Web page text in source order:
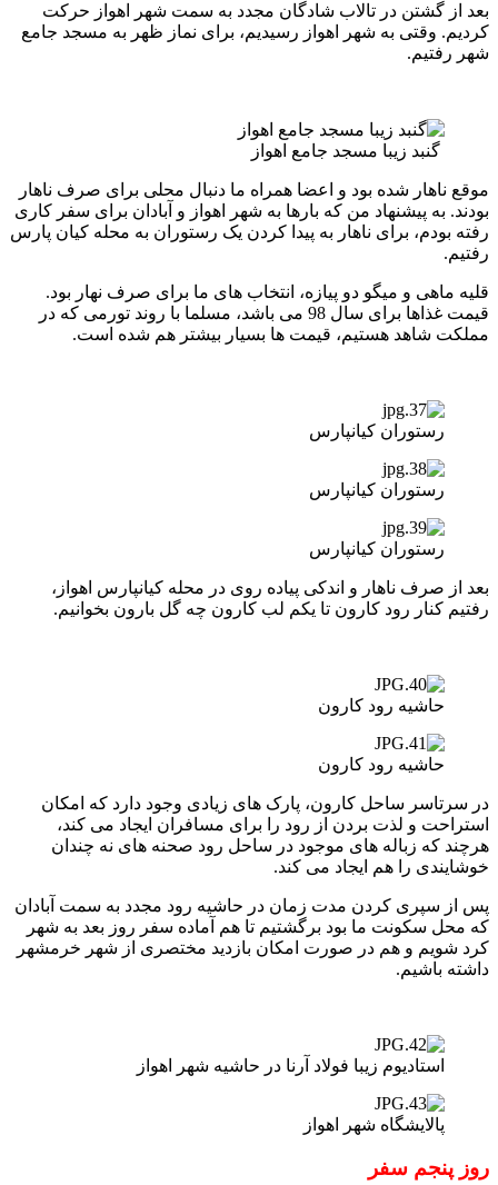
بعد از گشتن در تالاب شادگان مجدد به سمت شهر اهواز حرکت
کردیم. وقتی به شهر اهواز رسیدیم، برای نماز ظهر به مسجد جامع
شهر رفتیم.
گنبد زیبا مسجد جامع اهواز
موقع ناهار شده بود و اعضا همراه ما دنبال محلی برای صرف ناهار
بودند. به پیشنهاد من که بارها به شهر اهواز و آبادان برای سفر کاری
رفته بودم، برای ناهار به پیدا کردن یک رستوران به محله کیان پارس
رفتیم.
قلیه ماهی و میگو دو پیازه، انتخاب های ما برای صرف نهار بود.
قیمت غذاها برای سال 98 می باشد، مسلما با روند تورمی که در
مملکت شاهد هستیم، قیمت ها بسیار بیشتر هم شده است.
رستوران کیانپارس
رستوران کیانپارس
رستوران کیانپارس
بعد از صرف ناهار و اندکی پیاده روی در محله کیانپارس اهواز،
رفتیم کنار رود کارون تا یکم لب کارون چه گل بارون بخوانیم.
حاشیه رود کارون
حاشیه رود کارون
در سرتاسر ساحل کارون، پارک های زیادی وجود دارد که امکان
استراحت و لذت بردن از رود را برای مسافران ایجاد می کند،
هرچند که زباله های موجود در ساحل رود صحنه های نه چندان
خوشایندی را هم ایجاد می کند.
پس از سپری کردن مدت زمان در حاشیه رود مجدد به سمت آبادان
که محل سکونت ما بود برگشتیم تا هم آماده سفر روز بعد به شهر
کرد شویم و هم در صورت امکان بازدید مختصری از شهر خرمشهر
داشته باشیم.
استادیوم زیبا فولاد آرنا در حاشیه شهر اهواز
پالایشگاه شهر اهواز
روز پنجم سفر